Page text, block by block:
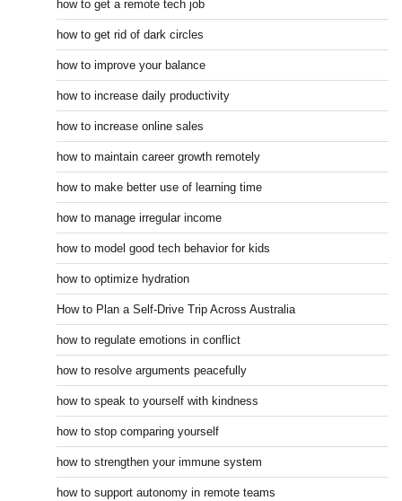
how to get a remote tech job
how to get rid of dark circles
how to improve your balance
how to increase daily productivity
how to increase online sales
how to maintain career growth remotely
how to make better use of learning time
how to manage irregular income
how to model good tech behavior for kids
how to optimize hydration
How to Plan a Self-Drive Trip Across Australia
how to regulate emotions in conflict
how to resolve arguments peacefully
how to speak to yourself with kindness
how to stop comparing yourself
how to strengthen your immune system
how to support autonomy in remote teams